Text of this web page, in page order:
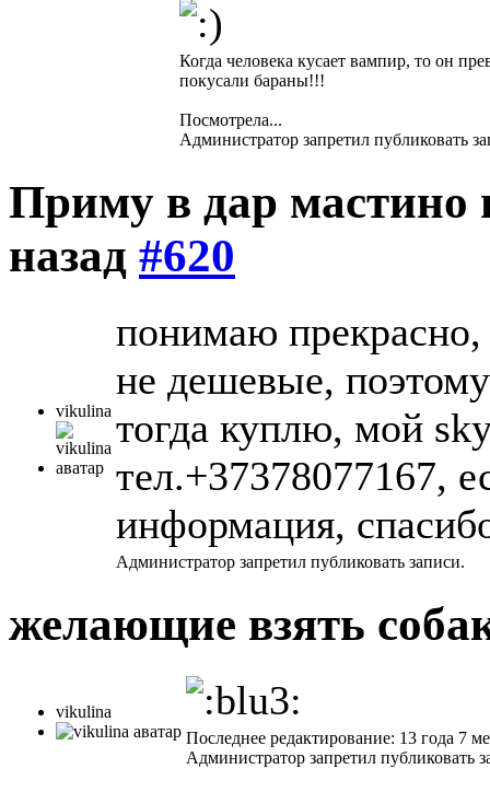
Когда человека кусает вампир, то он
покусали бараны!!!
Посмотрела...
Администратор запретил публиковать
Приму в дар мастино
назад #620
vikulina
понимаю прекрасно,
не дешевые,
тогда куплю, мой
тел.+37378077167,
информация,
Администратор запретил публиковать записи.
желающие взять
vikulina
Последнее редактирование: 13 года 7
Администратор запретил публиковать